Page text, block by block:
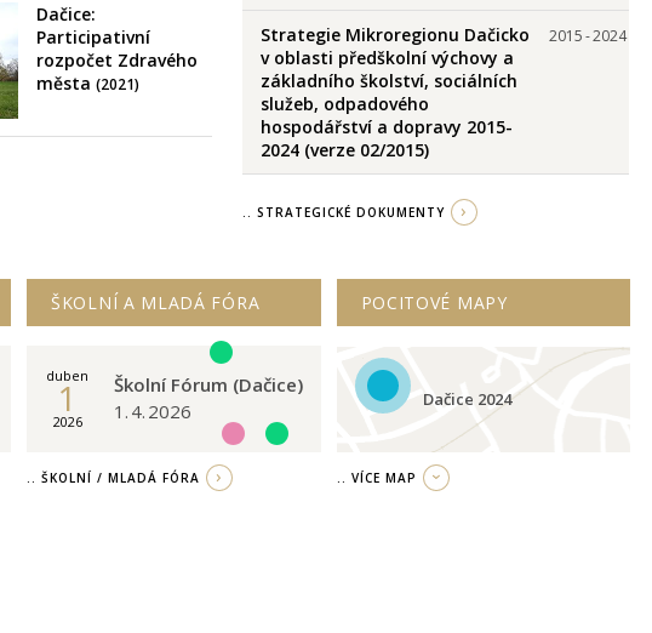
Dačice:
Participativní
rozpočet Zdravého
města(2021)
Strategie Mikroregionu Dačicko
v oblasti předškolní výchovy a
základního školství, sociálních
služeb, odpadového
hospodářství a dopravy 2015-
2024 (verze 02/2015)
2015-2024
.. STRATEGICKÉ DOKUMENTY
ŠKOLNÍ A MLADÁ FÓRA
duben
1
2026
Školní Fórum (Dačice)
1. 4. 2026
.. ŠKOLNÍ / MLADÁ FÓRA
POCITOVÉ MAPY
Dačice 2024
.. VÍCE MAP